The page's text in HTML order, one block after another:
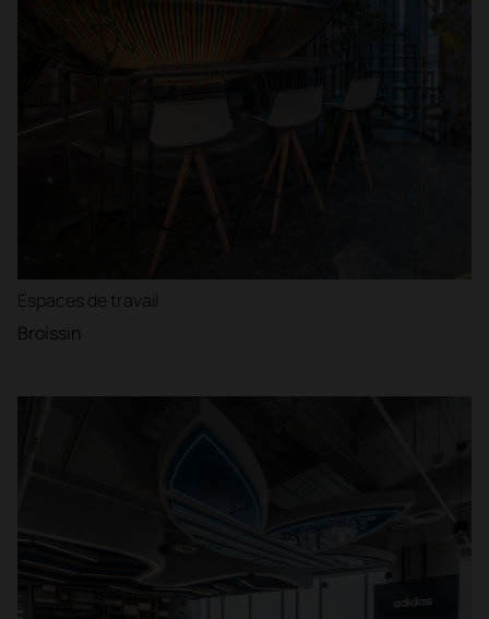
Espaces de travail
Broissin